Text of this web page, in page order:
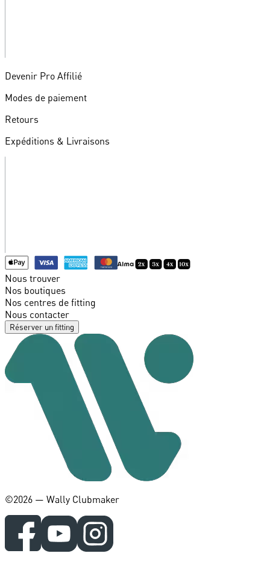
Devenir Pro Affilié
Modes de paiement
Retours
Expéditions & Livraisons
Nous trouver
Nos boutiques
Nos centres de fitting
Nous contacter
Réserver un fitting
©️2026 — Wally Clubmaker